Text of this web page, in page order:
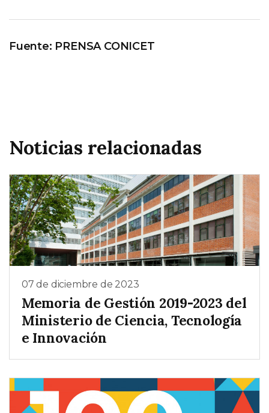
Fuente: PRENSA CONICET
Noticias relacionadas
07 de diciembre de 2023
Memoria de Gestión 2019-2023 del
Ministerio de Ciencia, Tecnología
e Innovación